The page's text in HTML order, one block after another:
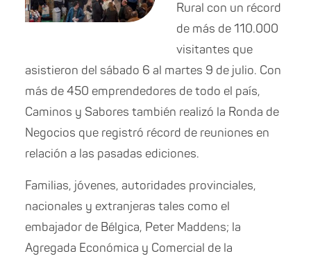
Rural con un récord
de más de 110.000
visitantes que
asistieron del sábado 6 al martes 9 de julio. Con
más de 450 emprendedores de todo el país,
Caminos y Sabores también realizó la Ronda de
Negocios que registró récord de reuniones en
relación a las pasadas ediciones.
Familias, jóvenes, autoridades provinciales,
nacionales y extranjeras tales como el
embajador de Bélgica, Peter Maddens; la
Agregada Económica y Comercial de la